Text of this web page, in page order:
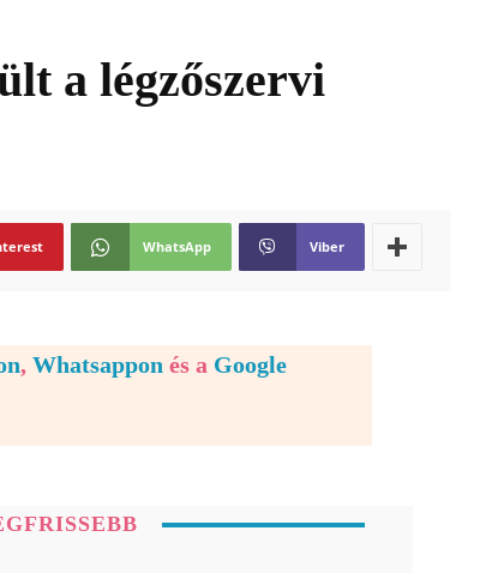
a légzőszervi
WhatsApp Viber
, Whatsappon és a Google